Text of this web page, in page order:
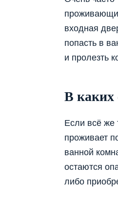
входная
попасть в
и пролезть
В каких
Если всё же
проживает
ванной
остаются
либо